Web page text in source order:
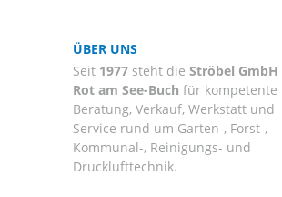
ÜBER UNS
Seit 1977 steht die Ströbel GmbH
Rot am See-Buch für kompetente
Beratung, Verkauf, Werkstatt und
Service rund um Garten-, Forst-,
Kommunal-, Reinigungs- und
Drucklufttechnik.